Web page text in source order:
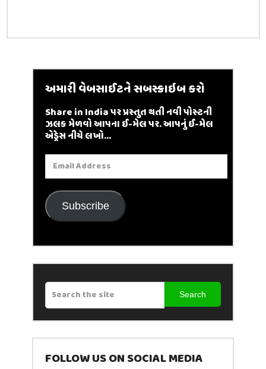
અમારી વેબસાઈટને સબસ્ક્રાઇબ કરો
Share in India પર પ્રસ્તુત થતી નવી પોસ્ટની
ઝલક મેળવો આપના ઈ-મેલ પર. આપનું ઈ-મેલ
એડ્રેસ નીચે લખો...
Email
Address
Subscribe
Search
FOLLOW US ON SOCIAL MEDIA